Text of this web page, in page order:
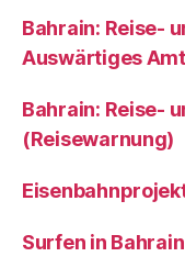
Bahrain: Reise-
Auswärtiges Amt
Bahrain: Reise-
(Reisewarnung)
Surfen in Bahrain